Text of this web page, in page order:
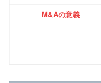
M&Aの意義